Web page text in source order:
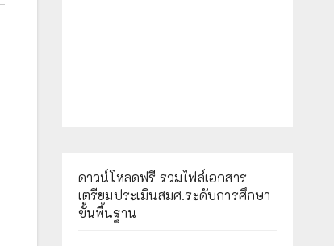
ดาวน์โหลดฟรี รวมไฟล์เอกสาร
เตรียมประเมินสมศ.ระดับการศึกษา
ขั้นพื้นฐาน